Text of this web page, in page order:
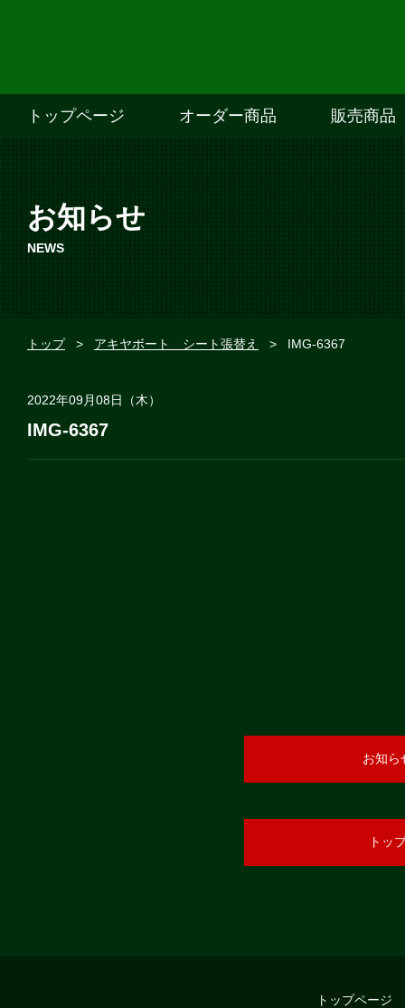
トップページ オーダー商品 販売商品
お知らせ
NEWS
トップ > アキヤボート シート張替え > IMG-6367
2022年09月08日（木）
IMG-6367
お知ら
トッ
トップページ